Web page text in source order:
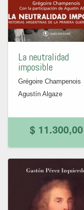
La neutralidad
imposible
Grégoire Champenois
Agustín Algaze
$ 11.300,00